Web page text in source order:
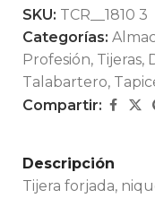
SKU: TCR__1810 3
Categorías:
Profesión, Tijeras,
Talabartero,
Compartir:
Descripción
Tijera forjada,